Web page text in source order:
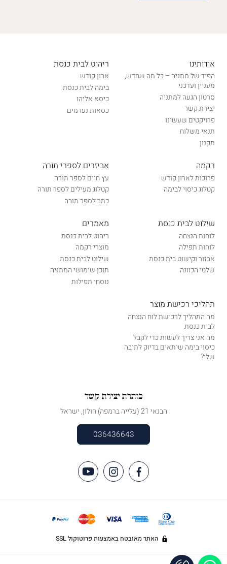
אודותינו
הפיד של מתניה – כל מה שחדש,
מעניין ועדכני
סרטון הגעה למתניה
יצירת קשר
פרויקטים שעשינו
תנאי משלוח
תקנון
ריהוט לבית כנסת
ארון קודש
בימה לבית כנסת
כיסא אליהו
כסאות נערמים
רקמה
פרוכות לארון קודש
קטלוג כיסוי לבימה
אביזרים לספרי תורה
עץ חיים לספר תורה
קטלוג מעילים לספר תורה
כתר לספר תורה
שילוט לבית כנסת
לוחות הנצחה
לוחות תפילה
אבזור וקישוט בית כנסת
שלטי הכוונה
מאמרים
ריהוט לבית כנסת
מוצרי רקמה
שילוט לבית כנסת
תוכן שימושי המתניה
נוסחי תפילות
תהליכי רכישת מוצר
מה התהליך לרכישת לוח הנצחה
לבית כנסת
מה אני צריך לעשות כדי לקבל
כיסוי בימה שיתאים בדיוק לתיבה
שלי?
כותרת יצירת קשר
הבנאי 21 (עלייה ברמפה) חולון, ישראל
036436643
האתר מאובטח באמצעות פרוטוקול SSL